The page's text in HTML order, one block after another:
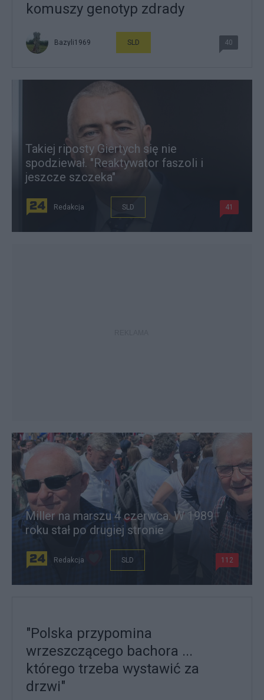
komuszy genotyp zdrady
Bazyli1969 SLD 40
Takiej riposty Giertych się nie
spodziewał. "Reaktywator faszoli i
jeszcze szczeka"
Redakcja SLD 41
Miller na marszu 4 czerwca. W 1989
roku stał po drugiej stronie
Redakcja SLD 112
"Polska przypomina
wrzeszczącego bachora ...
którego trzeba wystawić za
drzwi"